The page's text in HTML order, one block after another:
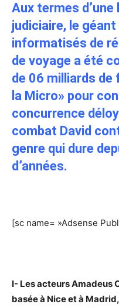
Aux termes
judiciaire, le
informatisés de
de voyage a été
de 06 milliards de
la Micro» pour
concurrence
combat David
genre qui dure
d’années.
[sc name= »Adsense
I- Les acteurs Amadeus
basée à Nice et à